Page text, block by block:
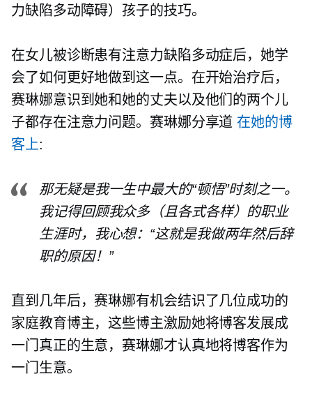
力缺陷多动障碍）孩子的技巧。
在女儿被诊断患有注意力缺陷多动症后，她学
会了如何更好地做到这一点。在开始治疗后，
赛琳娜意识到她和她的丈夫以及他们的两个儿
子都存在注意力问题。赛琳娜分享道 在她的博
客上:
那无疑是我一生中最大的“顿悟”时刻之一。
我记得回顾我众多（且各式各样）的职业
生涯时，我心想：“这就是我做两年然后辞
职的原因！”
直到几年后，赛琳娜有机会结识了几位成功的
家庭教育博主，这些博主激励她将博客发展成
一门真正的生意，赛琳娜才认真地将博客作为
一门生意。